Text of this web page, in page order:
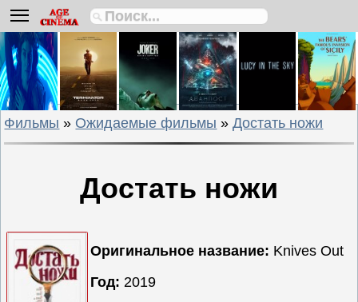
Биографии
Боевики
Вестерны
Военные
Детективы
Драмы
Мелодрамы
Мультфильмы
Мюзиклы
Фильмы » Ожидаемые фильмы »Достать ножи
Достать ножи
Оригинальное название: Knives Out
Год: 2019